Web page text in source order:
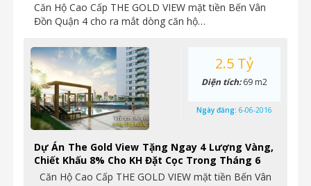
Căn Hộ Cao Cấp THE GOLD VIEW mặt tiền Bến Vân
Đồn Quận 4 cho ra mắt dòng căn hộ…
Dự Án The Gold View Tặng Ngay 4 Lượng Vàng,
Chiết Khấu 8% Cho KH Đặt Cọc Trong Tháng 6
Căn Hộ Cao Cấp THE GOLD VIEW mặt tiền Bến Vân
2.5 Tỷ
Diện tích:69 m2
Ngày đăng: 6-06-2016